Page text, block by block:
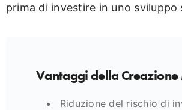
prima di investire in uno sviluppo
Vantaggi della Creazione
Riduzione del rischio di